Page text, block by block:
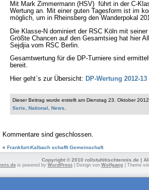
Mit Mark Zimmermann (HSV) führt in der C-
Wertung an. Mit einer guten Tagesform ist im
möglich, um in Rheinsberg den Wanderpokal
Die Klasse-N dominiert der RSC Köln mit
Größte Chancen auf den Gesamtsieg hat hier
Sejdjia vom RSC Berlin.
Gesamtwertung für die DP-Turniere sind
bereit.
Hier geht`s zur Übersicht: DP-Wertung 2012-13
Dieser Beitrag wurde erstellt am Dienstag 23. Oktober
Serie
National News
Kommentare sind geschlossen.
« Frankfurt-Kalbach schafft Gemeinschaft
Copyright © 2010 rollstuhltischtennis.de |
is powered by WordPress| Design von Wolfgang | Theme